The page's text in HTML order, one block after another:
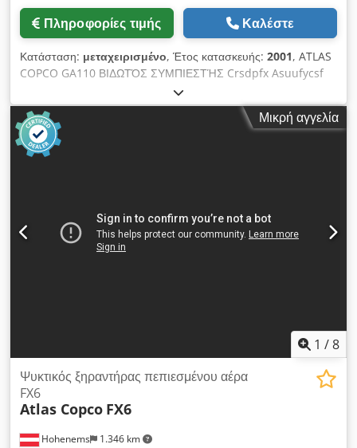
Πληροφορίες τιμής Καλέστε
Κατάσταση: μεταχειρισμένο, Έτος κατασκευής: 2001, ATLAS
COPCO GA110 ΒΙΔΩΤΌΣ ΣΥΜΠΙΕΣΤΉΣ Crsdpfx Asuufycsf
Μικρή αγγελία
1 /8
Hohenems 1.346 km
Ψυκτικός ξηραντήρας πεπιεσμένου αέρα
FX6
Atlas Copco FX6